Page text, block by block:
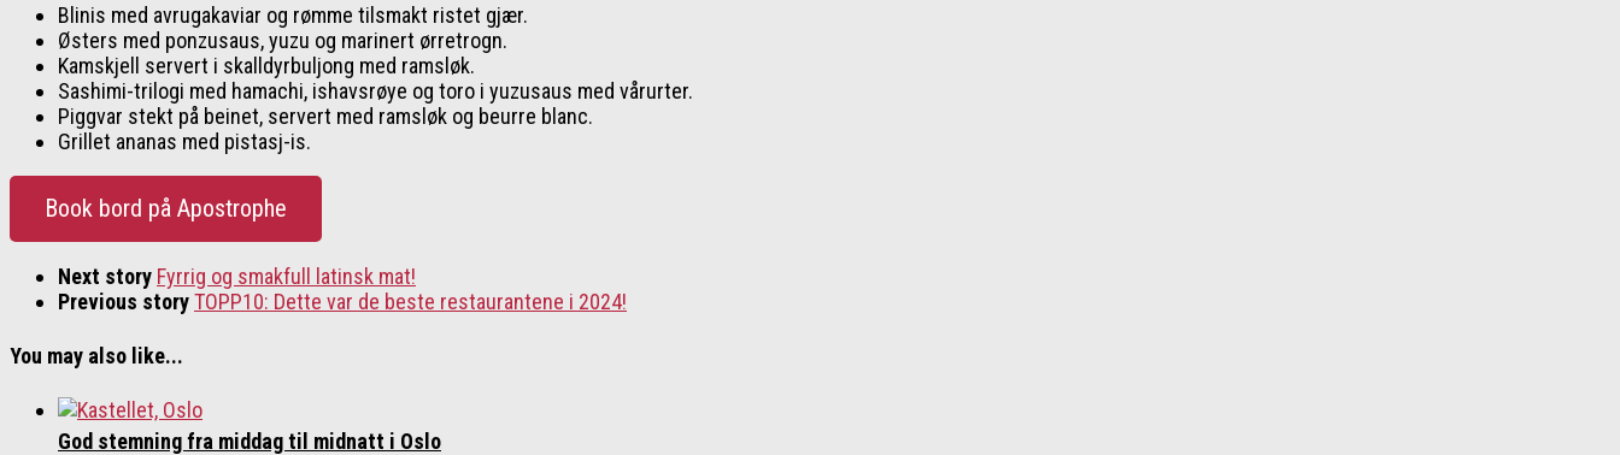
Blinis med avrugakaviar og rømme tilsmakt ristet gjær.
Østers med ponzusaus, yuzu og marinert ørretrogn.
Kamskjell servert i skalldyrbuljong med ramsløk.
Sashimi-trilogi med hamachi, ishavsrøye og toro i yuzusaus med vårurter.
Piggvar stekt på beinet, servert med ramsløk og beurre blanc.
Grillet ananas med pistasj-is.
Book bord på Apostrophe
Next story Fyrrig og smakfull latinsk mat!
Previous storyTOPP10: Dette var de beste restaurantene i 2024!
You may also like...
God stemning fra middag til midnatt i Oslo